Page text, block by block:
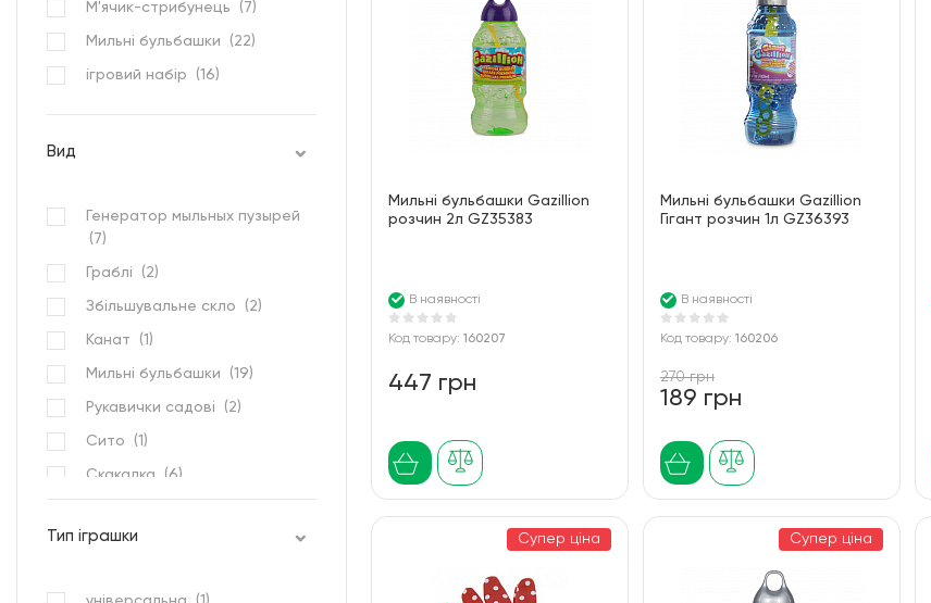
М'ячик-стрибунець ( 7)
Мильні бульбашки (22)
ігровий набір (16)
Вид
Генератор мыльных пузырей
( 7)
Граблі (2)
Збільшувальне скло (2)
Канат (1 )
Мильні бульбашки (19)
Рукавички садові (2)
Сито (1 )
Скакалка (6)
снігу та піску (
машинка (3)
Тип іграшки
Мильні бульбашки Gazillion
розчин 2л GZ35383
В наявності
Код товару: 160207
447 грн
Мильні бульбашки Gazillion
Гігант розчин 1л GZ36393
В наявності
Код товару: 160206
270 грн
189 грн
Супер ціна Супер ціна